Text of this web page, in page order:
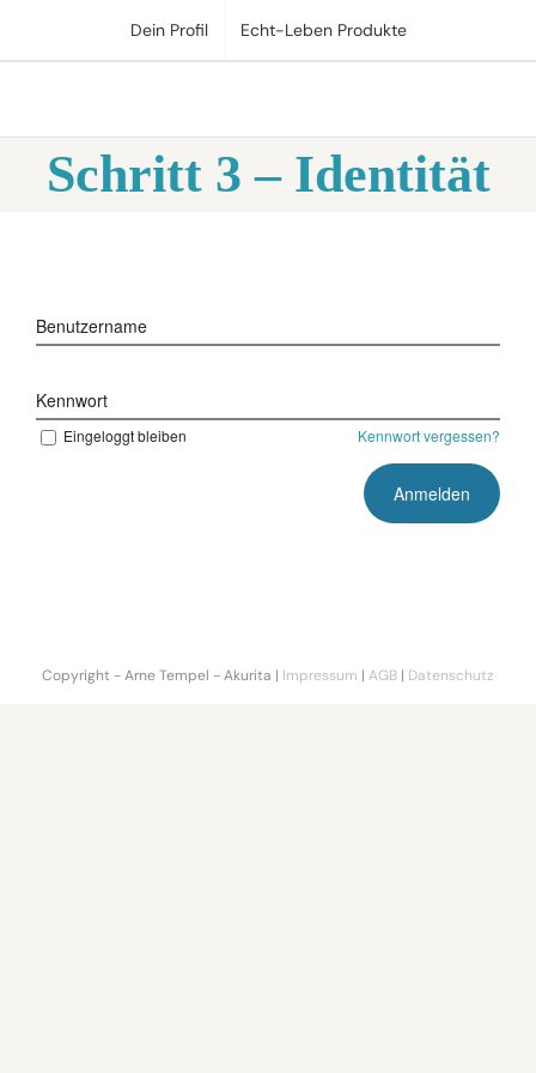
springen
Dein Profil Echt-Leben Produkte
Schritt 3 – Identität
Benutzername
Kennwort
Eingeloggt bleiben Kennwort vergessen?
Copyright - Arne Tempel - Akurita | Impressum | AGB | Datenschutz